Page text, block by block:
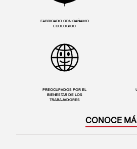
FABRICADO CON CAÑAMO
ECOLÓGICO
PREOCUPADOS POR EL
BIENESTAR DE LOS
TRABAJADORES
CONOCE